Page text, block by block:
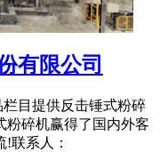
有限公司
目提供反击锤式粉碎
粉碎机赢得了国内外客
联系人：